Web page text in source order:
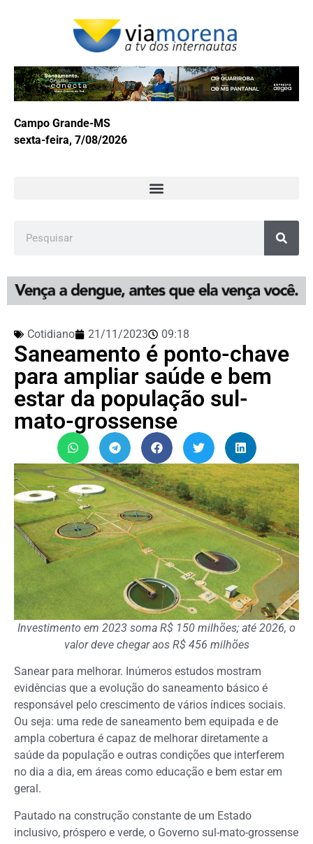
Campo Grande-MS
sexta-feira, 7/08/2026
Cotidiano 21/11/2023 09:18
Saneamento é ponto-chave
para ampliar saúde e bem
estar da população sul-
mato-grossense
Investimento em 2023 soma R$ 150 milhões; até 2026, o
valor deve chegar aos R$ 456 milhões
Sanear para melhorar. Inúmeros estudos mostram
evidências que a evolução do saneamento básico é
responsável pelo crescimento de vários índices sociais.
Ou seja: uma rede de saneamento bem equipada e de
ampla cobertura é capaz de melhorar diretamente a
saúde da população e outras condições que interferem
no dia a dia, em áreas como educação e bem estar em
geral.
Pautado na construção constante de um Estado
inclusivo, próspero e verde, o Governo sul-mato-grossense